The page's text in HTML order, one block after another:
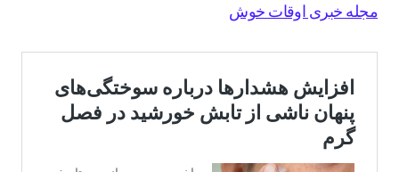
مجله خبری اوقات خوش